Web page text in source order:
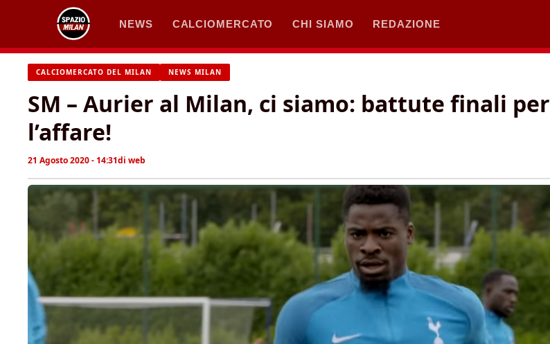
contenuto
NEWS CALCIOMERCATO CHI SIAMO REDAZIONE
CALCIOMERCATO DEL MILAN NEWS MILAN
SM – Aurier al Milan, ci siamo: battute finali per
l’affare!
21 Agosto 2020 - 14:31di web